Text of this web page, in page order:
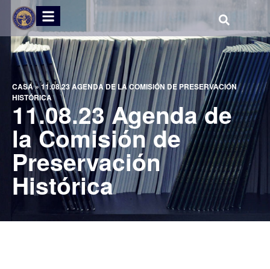
CASA»11.08.23 AGENDA DE LA COMISIÓN DE PRESERVACIÓN
HISTÓRICA
11.08.23 Agenda de
la Comisión de
Preservación
Histórica